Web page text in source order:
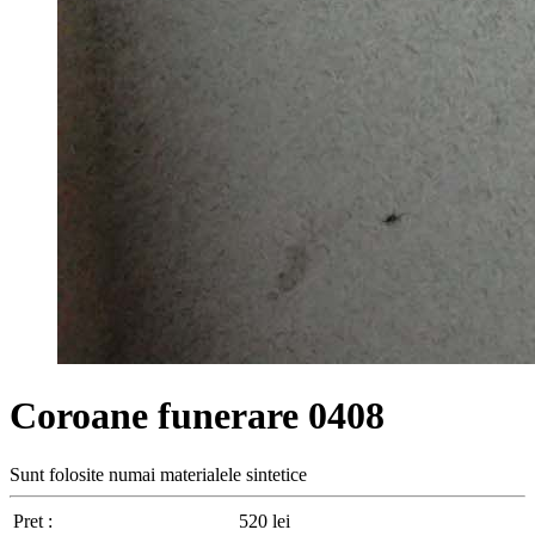
Coroane funerare 0408
Sunt folosite numai materialele sintetice
Pret : 520 lei